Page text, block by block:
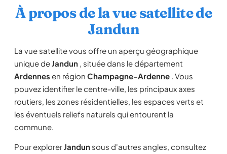
À propos de la vue satellite de
Jandun
La vue satellite vous offre un aperçu géographique
unique deJandun , située dans le département
Ardennes en région Champagne-Ardenne . Vous
pouvez identifier le centre-ville, les principaux axes
routiers, les zones résidentielles, les espaces verts et
les éventuels reliefs naturels qui entourent la
commune.
Pour explorerJandun sous d'autres angles, consultez